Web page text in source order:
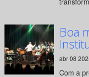
Boa
abr 08
Com a